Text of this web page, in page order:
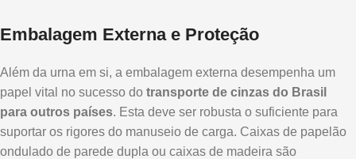
Embalagem Externa e Proteção
Além da urna em si, a embalagem externa desempenha um
papel vital no sucesso do transporte de cinzas do Brasil
para outros países. Esta deve ser robusta o suficiente para
suportar os rigores do manuseio de carga. Caixas de papelão
ondulado de parede dupla ou caixas de madeira são